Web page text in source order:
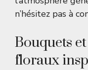
n’hésitez pas à
Bouquets
floraux